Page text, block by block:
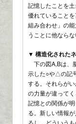
記憶したことを
優れていること
組み合わせ」の
うことに他ならな
▼ 構造化された
下の図A,Bは、
示した○や△の記
する。それらが
の力量が違って
記憶との関係が
る。新しい情報
るし、どういう